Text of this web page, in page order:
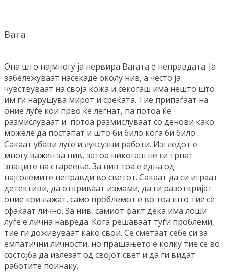
Вага
Она што најмногу ja нервира Вагата е неправдата. Ја
забележуваат насекаде околу нив, а често ја
чувствуваат на своја кожа и секогаш има нешто што
им ги нарушува мирот и среќата. Тие припаѓаат на
оние луѓе кои прво ќе легнат, па потоа ќе
размислуваат и потоа размислуваат со денови како
можеле да постапат и што би било кога би било …
Сакаат убави луѓе и луксузни работи. Изгледот е
многу важен за нив, затоа никогаш не ги трпат
знаците на стареење. За нив тоа е една од
најголемите неправди во светот. Сакаат да си играат
детективи, да откриваат измами, да ги разоткријат
оние кои лажат, само проблемот е во тоа што тие сè
сфаќаат лично. За нив, самиот факт дека има лоши
луѓе е лична навреда. Кога решаваат туѓи проблеми,
тие ги доживуваат како свои. Се сметаат себе си за
емпатични личности, но прашањето е колку тие се во
состојба да излезат од својот свет и да ги видат
работите поинаку.